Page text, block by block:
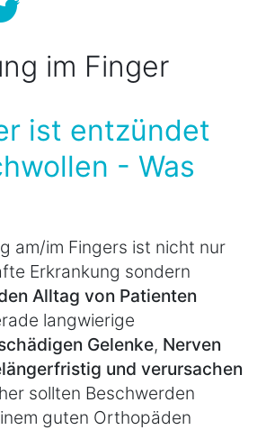
im Finger
ist entzündet
- Was
am/im Fingers ist nicht nur
Erkrankung sondern
Alltag von Patienten
langwierige
Gelenke, Nerven
längerfristig und verursachen
sollten Beschwerden
guten Orthopäden